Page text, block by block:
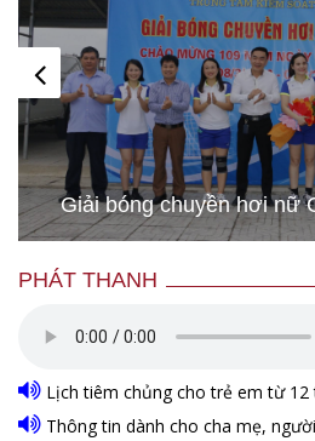
Giải bóng chuyền hơi nữ
PHÁT THANH
Lịch tiêm chủng cho trẻ em từ 12
Thông tin dành cho cha mẹ,